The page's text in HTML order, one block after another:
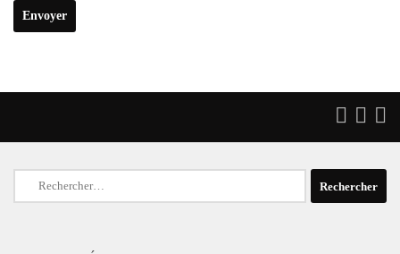
Rechercher :